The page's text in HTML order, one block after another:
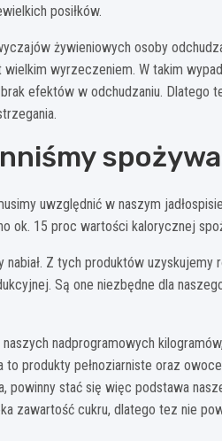
posiłków.
żywieniowych osoby
wyrzeczeniem. W takim
efektów w odchudzaniu. Dlatego
uwzględnić w naszym
ok. 15 proc wartości kalorycznej
nabiał. Z tych produktów
Są one niezbędne dla
nadprogramowych
produkty pełnoziarniste oraz
powinny stać się więc podstawa
zawartość cukru, dlatego tez nie